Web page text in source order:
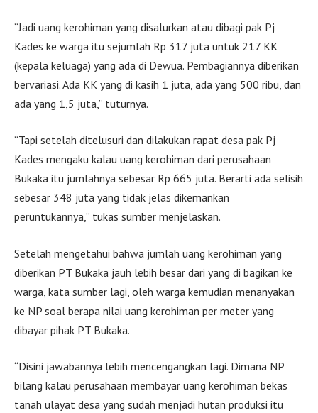
“Jadi uang kerohiman yang disalurkan atau dibagi pak Pj
Kades ke warga itu sejumlah Rp 317 juta untuk 217 KK
(kepala keluaga) yang ada di Dewua. Pembagiannya diberikan
bervariasi. Ada KK yang di kasih 1 juta, ada yang 500 ribu, dan
ada yang 1,5 juta,” tuturnya.
“Tapi setelah ditelusuri dan dilakukan rapat desa pak Pj
Kades mengaku kalau uang kerohiman dari perusahaan
Bukaka itu jumlahnya sebesar Rp 665 juta. Berarti ada selisih
sebesar 348 juta yang tidak jelas dikemankan
peruntukannya,” tukas sumber menjelaskan.
Setelah mengetahui bahwa jumlah uang kerohiman yang
diberikan PT Bukaka jauh lebih besar dari yang di bagikan ke
warga, kata sumber lagi, oleh warga kemudian menanyakan
ke NP soal berapa nilai uang kerohiman per meter yang
dibayar pihak PT Bukaka.
“Disini jawabannya lebih mencengangkan lagi. Dimana NP
bilang kalau perusahaan membayar uang kerohiman bekas
tanah ulayat desa yang sudah menjadi hutan produksi itu